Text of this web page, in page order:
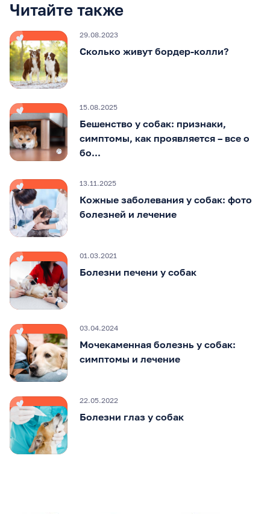
Читайте также
29.08.2023
Сколько живут бордер-колли?
15.08.2025
Бешенство у собак: признаки,
симптомы, как проявляется – все о
бо...
13.11.2025
Кожные заболевания у собак: фото
болезней и лечение
01.03.2021
Болезни печени у собак
03.04.2024
Мочекаменная болезнь у собак:
симптомы и лечение
22.05.2022
Болезни глаз у собак